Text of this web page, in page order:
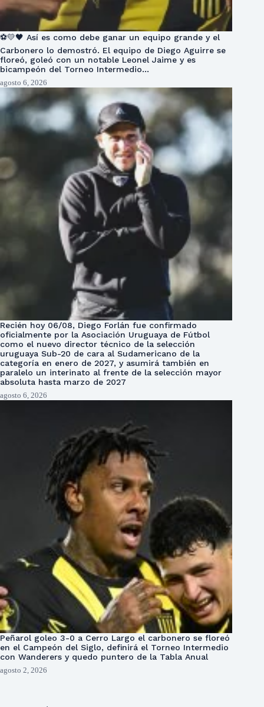
⚽💛🖤 Así es como debe ganar un equipo grande y el
Carbonero lo demostró. El equipo de Diego Aguirre se
floreó, goleó con un notable Leonel Jaime y es
bicampeón del Torneo Intermedio…
agosto 6, 2026
Recién hoy 06/08, Diego Forlán fue confirmado
oficialmente por la Asociación Uruguaya de Fútbol
como el nuevo director técnico de la selección
uruguaya Sub-20 de cara al Sudamericano de la
categoría en enero de 2027, y asumirá también en
paralelo un interinato al frente de la selección mayor
absoluta hasta marzo de 2027
agosto 6, 2026
Peñarol goleo 3-0 a Cerro Largo el carbonero se floreó
en el Campeón del Siglo, definirá el Torneo Intermedio
con Wanderers y quedo puntero de la Tabla Anual
agosto 2, 2026